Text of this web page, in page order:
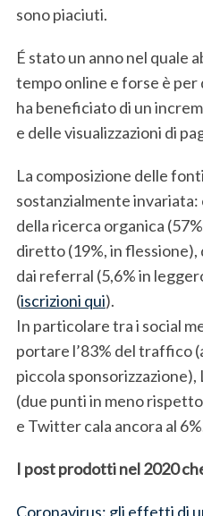
sono piaciuti.
É stato un anno nel quale
tempo online e forse è
ha beneficiato di un
e delle visualizzazioni di
La composizione delle
sostanzialmente
della ricerca organica
diretto (19%, in flessione),
dai referral (5,6% in
(iscrizioni qui).
In particolare tra i social
portare l’83% del traffico
piccola sponsorizzazione),
(due punti in meno
e Twitter cala ancora al
I post prodotti nel 2020
Coronavirus: gli effetti di